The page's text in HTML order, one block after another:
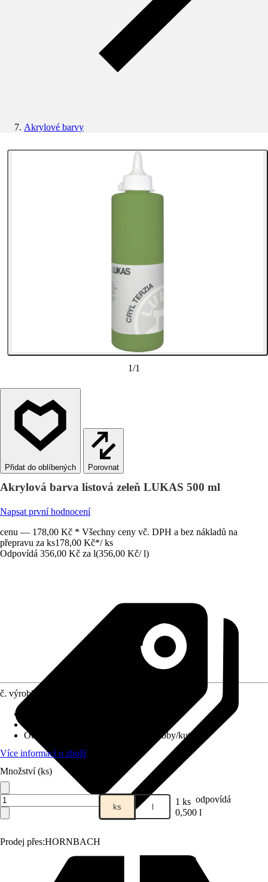
Akrylové barvy
1/1
Porovnat
Akrylová barva listová zeleň LUKAS 500 ml
Napsat první hodnocení
cenu — 178,00 Kč * Všechny ceny vč. DPH a bez nákladů na
přepravu za ks178,00 Kč*/ ks
Odpovídá 356,00 Kč za l(356,00 Kč/ l)
Prodej přes:HORNBACH
č. výrobku
Oblast použití
Umělecká malba, Hobby/kutilství
Více informací o zboží
Množství (ks)
ks l 1 ks odpovídá
0,500 l